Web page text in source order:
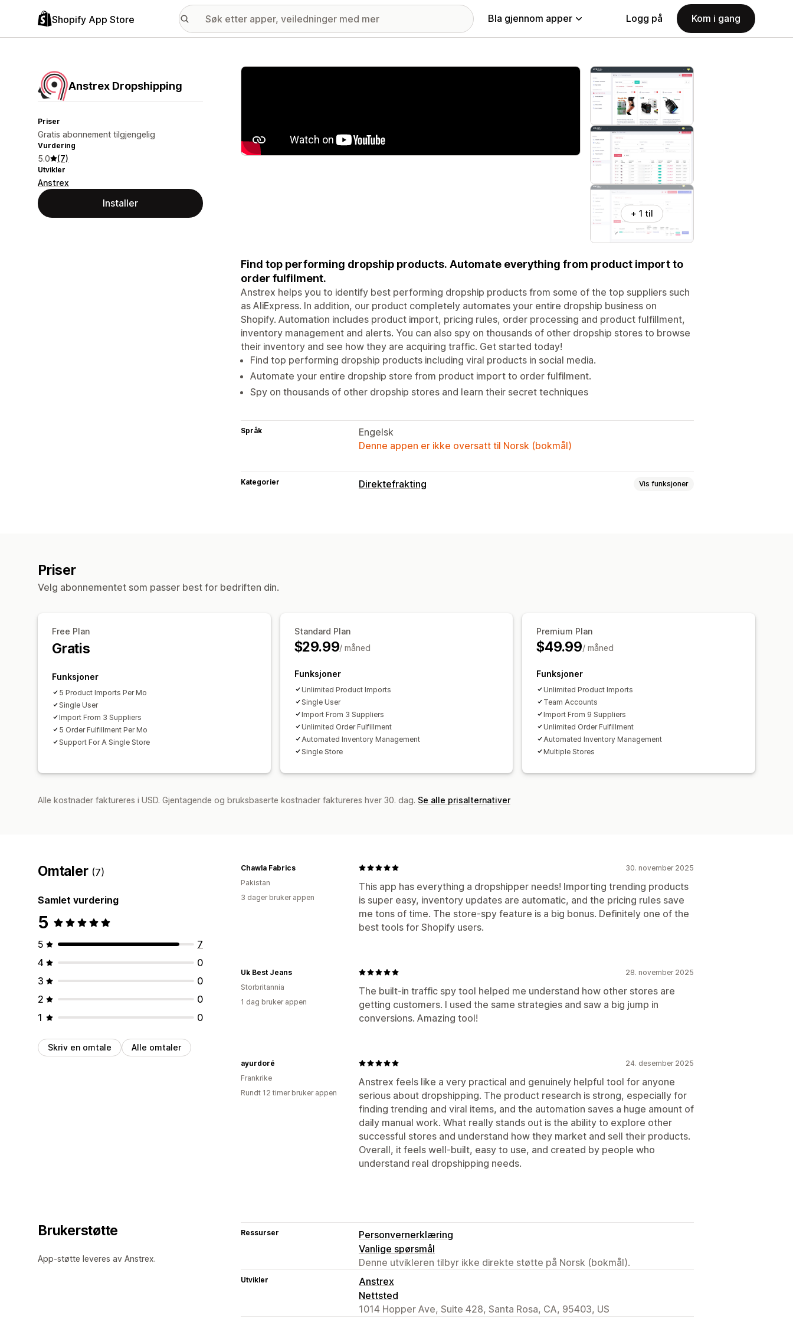
Shopify App Store Bla gjennom apper Logg på Kom i gang
Anstrex Dropshipping
Priser
Gratis abonnement tilgjengelig
Vurdering
5.0 (7)
Utvikler
Anstrex
Installer
Galleri med fremhevede bilder
+ 1 til
Find top performing dropship products. Automate everything from product import to
order fulfilment.
Anstrex helps you to identify best performing dropship products from some of the top suppliers such
as AliExpress. In addition, our product completely automates your entire dropship business on
Shopify. Automation includes product import, pricing rules, order processing and product fulfillment,
inventory management and alerts. You can also spy on thousands of other dropship stores to browse
their inventory and see how they are acquiring traffic. Get started today!
Find top performing dropship products including viral products in social media.
Automate your entire dropship store from product import to order fulfilment.
Spy on thousands of other dropship stores and learn their secret techniques
Språk
Engelsk
Denne appen er ikke oversatt til Norsk (bokmål)
Kategorier Direktefrakting Vis funksjoner
Priser
Velg abonnementet som passer best for bedriften din.
Free Plan
Gratis
Funksjoner
5 Product Imports Per Mo
Single User
Import From 3 Suppliers
5 Order Fulfillment Per Mo
Support For A Single Store
Standard Plan
$29.99/ måned
Funksjoner
Unlimited Product Imports
Single User
Import From 3 Suppliers
Unlimited Order Fulfillment
Automated Inventory Management
Single Store
Premium Plan
$49.99/ måned
Funksjoner
Unlimited Product Imports
Team Accounts
Import From 9 Suppliers
Unlimited Order Fulfillment
Automated Inventory Management
Multiple Stores
Alle kostnader faktureres i USD. Gjentagende og bruksbaserte kostnader faktureres hver 30. dag. Se alle prisalternativer
Omtaler (7)
Samlet vurdering
5
5
7
4
0
3
0
2
0
1
0
Skriv en omtale Alle omtaler
30. november 2025
This app has everything a dropshipper needs! Importing trending products
is super easy, inventory updates are automatic, and the pricing rules save
me tons of time. The store-spy feature is a big bonus. Definitely one of the
best tools for Shopify users.
Chawla Fabrics
Pakistan
3 dager bruker appen
28. november 2025
The built-in traffic spy tool helped me understand how other stores are
getting customers. I used the same strategies and saw a big jump in
conversions. Amazing tool!
Uk Best Jeans
Storbritannia
1 dag bruker appen
24. desember 2025
Anstrex feels like a very practical and genuinely helpful tool for anyone
serious about dropshipping. The product research is strong, especially for
finding trending and viral items, and the automation saves a huge amount of
daily manual work. What really stands out is the ability to explore other
successful stores and understand how they market and sell their products.
Overall, it feels well-built, easy to use, and created by people who
understand real dropshipping needs.
ayurdoré
Frankrike
Rundt 12 timer bruker appen
Brukerstøtte
App-støtte leveres av Anstrex.
Ressurser
Personvernerklæring
Vanlige spørsmål
Denne utvikleren tilbyr ikke direkte støtte på Norsk (bokmål).
Utvikler
Anstrex
Nettsted
1014 Hopper Ave, Suite 428, Santa Rosa, CA, 95403, US